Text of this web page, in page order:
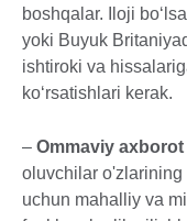
boshqalar. Iloji
yoki Buyuk
ishtiroki va
ko‘rsatishlari kerak.
– Ommaviy
oluvchilar
uchun mahalliy va